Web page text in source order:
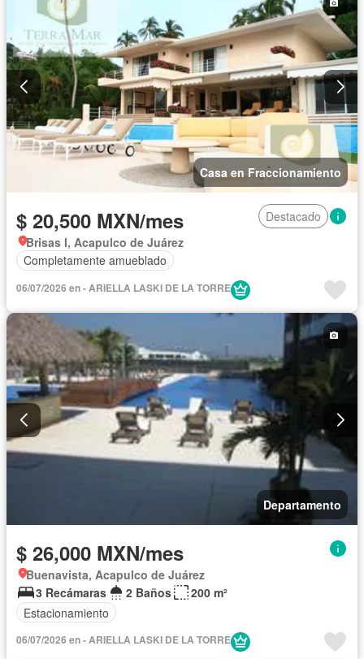
Casa en Fraccionamiento
$ 20,500 MXN/mes
Destacado
Brisas I, Acapulco de Juárez
Completamente amueblado
06/07/2026 en - ARIELLA LASKI DE LA TORRE
Departamento
$ 26,000 MXN/mes
Buenavista, Acapulco de Juárez
3 Recámaras
2 Baños
200 m²
Estacionamiento
06/07/2026 en - ARIELLA LASKI DE LA TORRE